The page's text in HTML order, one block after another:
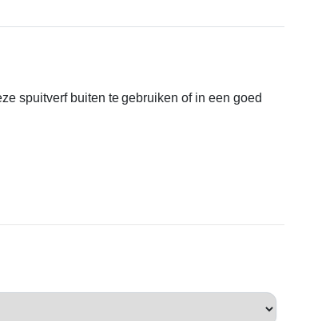
spuitverf buiten te gebruiken of in een goed